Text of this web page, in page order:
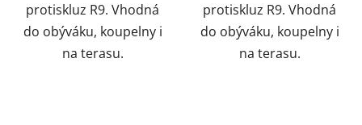
protiskluz R9. Vhodná
do obýváku, koupelny i
na terasu.
protiskluz R9. Vhodná
do obýváku, koupelny i
na terasu.